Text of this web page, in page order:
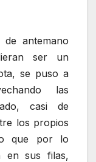
antemano
ser un
se puso a
las
casi de
los propios
que por lo
en sus filas,